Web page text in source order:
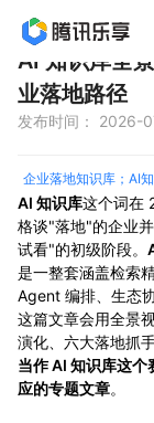
首页 新闻动态
AI 知识库全
业落地路径
发布时间： 2026-
企业落地知识库；AI
AI 知识库这个词在
格谈"落地"的企业
试看"的初级阶段。
是一整套涵盖检索
Agent 编排、生态
这篇文章会用全景
演化、六大落地抓
当作 AI 知识库这
应的专题文章。